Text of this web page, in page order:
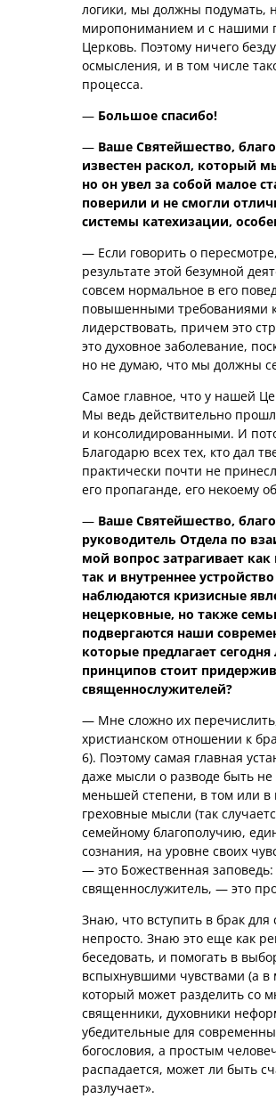
логики, мы должны подумать,
миропониманием и с нашими
Церковь. Поэтому ничего
осмысления, и в том числе
процесса.
— Большое спасибо!
— Ваше Святейшество,
известен раскол, который
но он увел за собой малое
поверили и не смогли
системы катехизации,
— Если говорить о
результате этой безумной
совсем нормальное в его
повышенными требованиями
лидерствовать, причем это
это духовное заболевание,
но не думаю, что мы должны
Самое главное, что у нашей
Мы ведь действительно
и консолидированными. И
Благодарю всех тех, кто дал
практически почти не
его пропаганде, его некоему
— Ваше Святейшество,
руководитель Отдела по
мой вопрос затрагивает
так и внутреннее
наблюдаются кризисные
нецерковные, но также
подвергаются наши
которые предлагает
принципов стоит
священнослужителей?
— Мне сложно их
христианском отношении к
6). Поэтому самая главная
даже мысли о разводе быть
меньшей степени, в том или в
греховные мысли (так
семейному благополучию,
сознания, на уровне своих
— это Божественная заповедь:
священнослужитель, — это
Знаю, что вступить в брак
непросто. Знаю это еще как
беседовать, и помогать в
вспыхнувшими чувствами (а в
который может разделить со
священники, духовники
убедительные для
богословия, а простым
распадается, может ли быть
разлучает».